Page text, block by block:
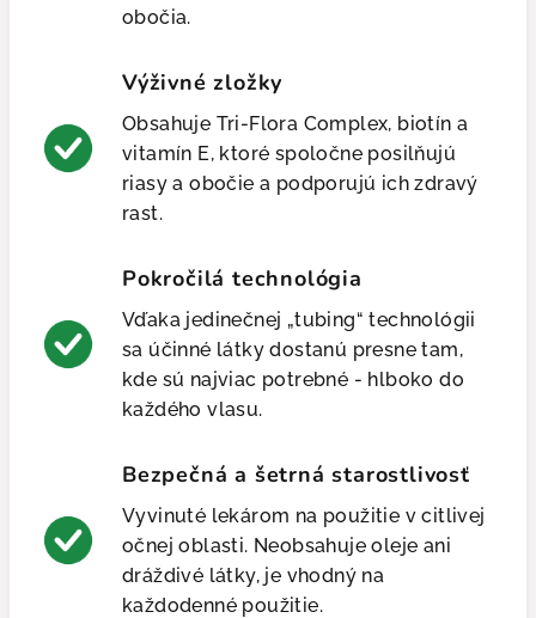
obočia.
Výživné zložky
Obsahuje Tri-Flora Complex, biotín a
vitamín E, ktoré spoločne posilňujú
riasy a obočie a podporujú ich zdravý
rast.
Pokročilá technológia
Vďaka jedinečnej „tubing“ technológii
sa účinné látky dostanú presne tam,
kde sú najviac potrebné - hlboko do
každého vlasu.
Bezpečná a šetrná starostlivosť
Vyvinuté lekárom na použitie v citlivej
očnej oblasti. Neobsahuje oleje ani
dráždivé látky, je vhodný na
každodenné použitie.